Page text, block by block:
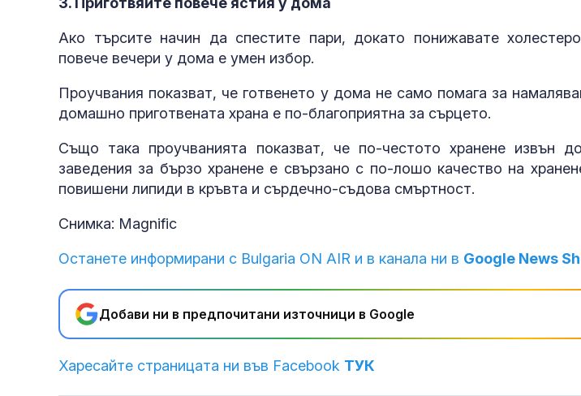
Ако търсите начин да спестите пари, докато понижавате
повече вечери у дома е умен избор.
Проучвания показват, че готвенето у дома не само помага за
домашно приготвената храна е по-благоприятна за сърцето.
Също така проучванията показват, че по-честото хранене извън
заведения за бързо хранене е свързано с по-лошо качество на
повишени липиди в кръвта и сърдечно-съдова смъртност.
Снимка: Magnific
Останете информирани с Bulgaria ON AIR и в канала ни в Google News
Добави ни в предпочитани източници в Google
Харесайте страницата ни във Facebook ТУК